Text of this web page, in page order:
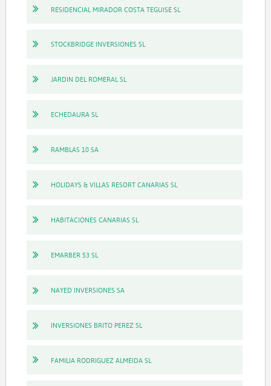
RESIDENCIAL MIRADOR COSTA TEGUISE SL
STOCKBRIDGE INVERSIONES SL
JARDIN DEL ROMERAL SL
ECHEDAURA SL
RAMBLAS 10 SA
HOLIDAYS & VILLAS RESORT CANARIAS SL
HABITACIONES CANARIAS SL
EMARBER 53 SL
NAYED INVERSIONES SA
INVERSIONES BRITO PEREZ SL
FAMILIA RODRIGUEZ ALMEIDA SL